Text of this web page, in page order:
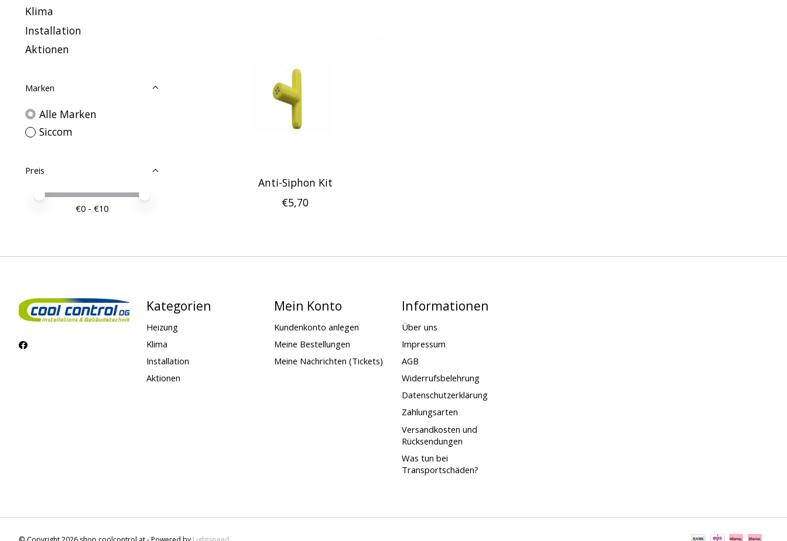
Klima
Installation
Aktionen
Marken
Alle Marken
Siccom
Preis
Preis – Mindestwert
Price maximum value
€0 - €10
Anti-Siphon Kit
€5,70
Kategorien
Heizung
Klima
Installation
Aktionen
Mein Konto
Kundenkonto anlegen
Meine Bestellungen
Meine Nachrichten (Tickets)
Informationen
Über uns
Impressum
AGB
Widerrufsbelehrung
Datenschutzerklärung
Zahlungsarten
Versandkosten und
Rücksendungen
Was tun bei
Transportschäden?